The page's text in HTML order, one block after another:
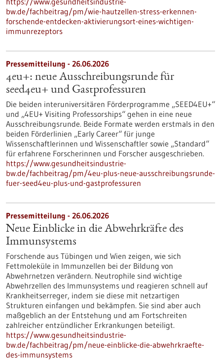
bw.de/fachbeitrag/pm/wie-hautzellen-stress-erkennen-
forschende-entdecken-aktivierungsort-eines-wichtigen-
immunrezeptors
Pressemitteilung - 26.06.2026
4eu+: neue Ausschreibungsrunde für
seed4eu+ und Gastprofessuren
Die beiden interuniversitären Förderprogramme „SEED4EU+“
und „4EU+ Visiting Professorships“ gehen in eine neue
Ausschreibungsrunde. Beide Formate werden erstmals in den
beiden Förderlinien „Early Career“ für junge
Wissenschaftlerinnen und Wissenschaftler sowie „Standard“
für erfahrene Forscherinnen und Forscher ausgeschrieben.
https://www.gesundheitsindustrie-
bw.de/fachbeitrag/pm/4eu-plus-neue-ausschreibungsrunde-
fuer-seed4eu-plus-und-gastprofessuren
Pressemitteilung - 26.06.2026
Neue Einblicke in die Abwehrkräfte des
Immunsystems
Forschende aus Tübingen und Wien zeigen, wie sich
Fettmoleküle in Immunzellen bei der Bildung von
Abwehrnetzen verändern. Neutrophile sind wichtige
Abwehrzellen des Immunsystems und reagieren schnell auf
Krankheitserreger, indem sie diese mit netzartigen
Strukturen einfangen und bekämpfen. Sie sind aber auch
maßgeblich an der Entstehung und am Fortschreiten
zahlreicher entzündlicher Erkrankungen beteiligt.
https://www.gesundheitsindustrie-
bw.de/fachbeitrag/pm/neue-einblicke-die-abwehrkraefte-
des-immunsystems